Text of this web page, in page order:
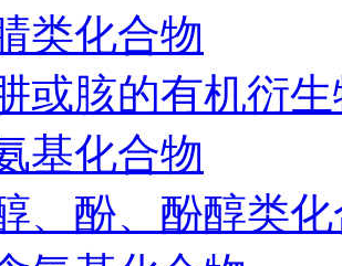
类化合物
或胲的有机衍
基化合物
、酚、酚醇类